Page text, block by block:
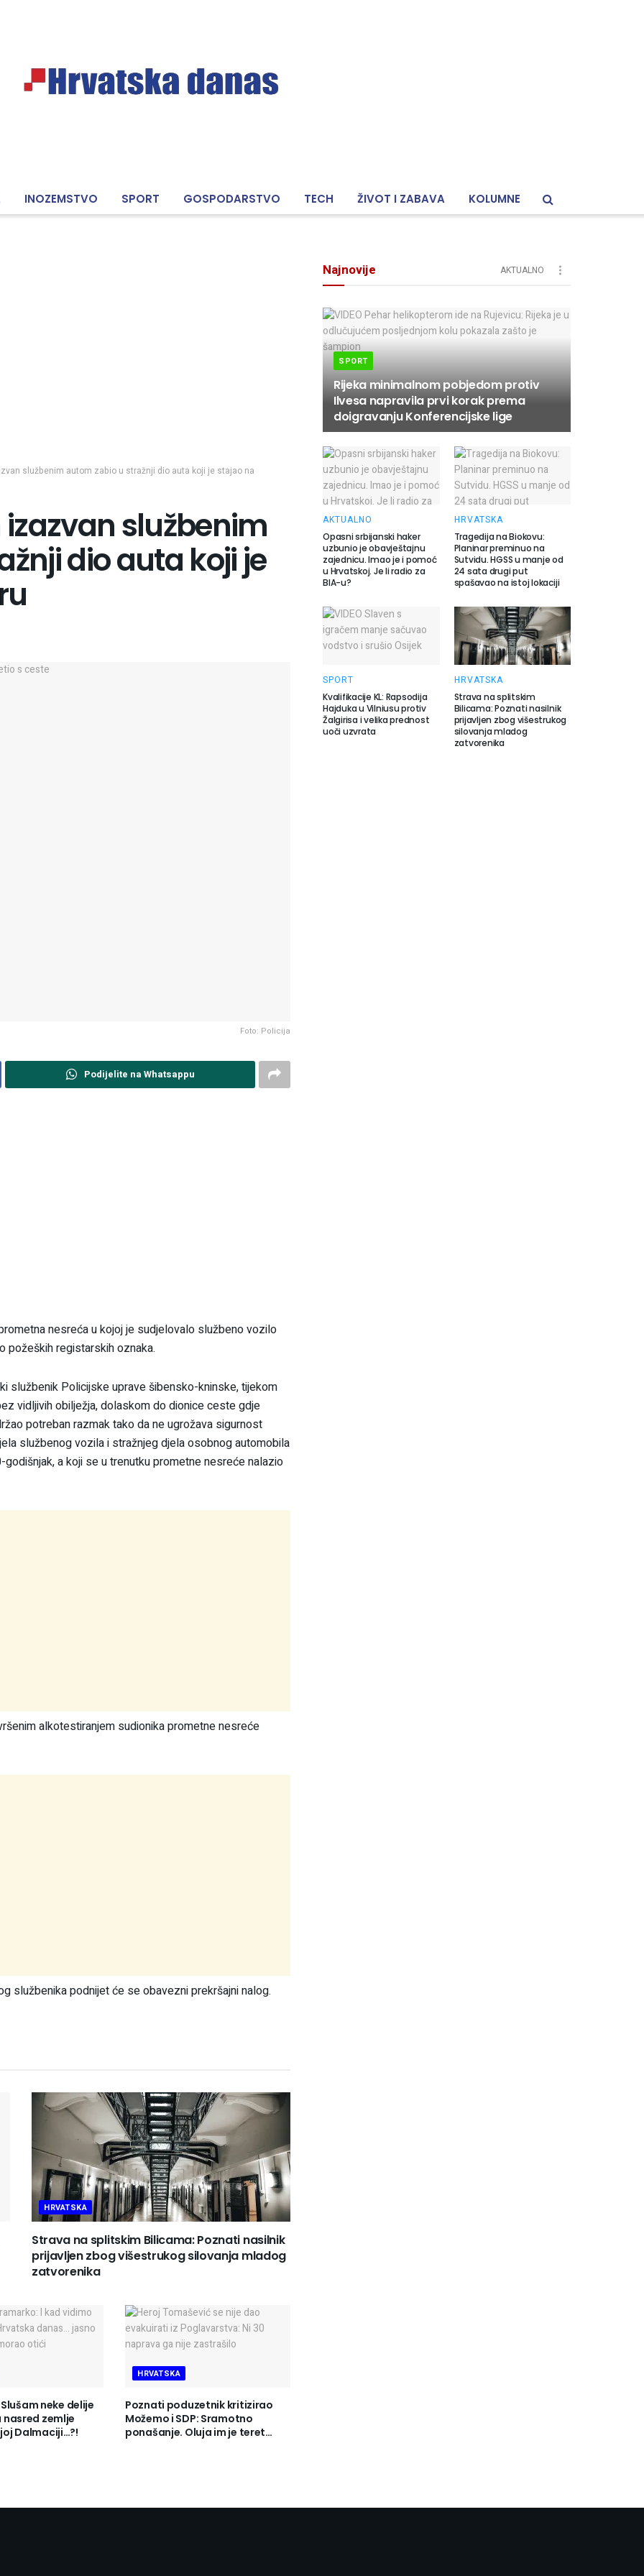
INOZEMSTVO SPORT GOSPODARSTVO TECH ŽIVOT I ZABAVA KOLUMNE
službenim autom zabio u stražnji dio auta koji je stajao na
službenim
dio auta koji je
Foto: Policija
Podijelite na Whatsappu
nesreća u kojoj je sudjelovalo službeno vozilo
požeških registarskih oznaka.
službenik Policijske uprave šibensko-kninske, tijekom
vidljivih obilježja, dolaskom do dionice ceste gdje
potreban razmak tako da ne ugrožava sigurnost
službenog vozila i stražnjeg djela osobnog automobila
a koji se u trenutku prometne nesreće nalazio
alkotestiranjem sudionika prometne nesreće
službenika podnijet će se obavezni prekršajni nalog.
HRVATSKA
Strava na splitskim Bilicama: Poznati nasilnik
prijavljen zbog višestrukog silovanja mladog
zatvorenika
neke delije
nasred zemlje
Dalmaciji…?!
HRVATSKA
Poznati poduzetnik kritizirao
Možemo i SDP: Sramotno
ponašanje. Oluja im je teret…
Najnovije AKTUALNO
SPORT
Rijeka minimalnom pobjedom protiv
Ilvesa napravila prvi korak prema
doigravanju Konferencijske lige
AKTUALNO
Opasni srbijanski haker
uzbunio je obavještajnu
zajednicu. Imao je i pomoć
u Hrvatskoj. Je li radio za
BIA-u?
HRVATSKA
Tragedija na Biokovu:
Planinar preminuo na
Sutvidu. HGSS u manje od
24 sata drugi put
spašavao na istoj lokaciji
SPORT
Kvalifikacije KL: Rapsodija
Hajduka u Vilniusu protiv
Žalgirisa i velika prednost
uoči uzvrata
HRVATSKA
Strava na splitskim
Bilicama: Poznati nasilnik
prijavljen zbog višestrukog
silovanja mladog
zatvorenika